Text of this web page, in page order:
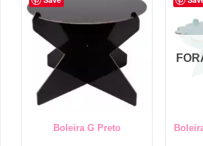
Boleira G Preto